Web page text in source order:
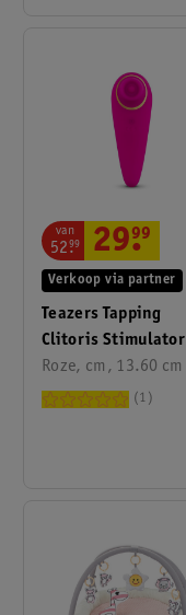
Teazers Tapping
Clitoris Stimulator
Roze, cm, 13.60 cm
Verkoop via partner
van
52.
99 29.
99
1